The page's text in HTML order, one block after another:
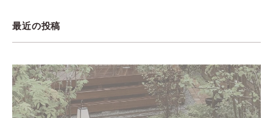
最近の投稿